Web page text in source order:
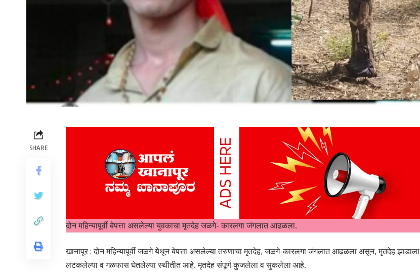
SHARE
दोन महिन्यापूर्वी बेपत्ता असलेल्या युवकाचा मृतदेह जळगे- कारलगा जंगलात आढळला.
खानापूर : दोन महिन्यापूर्वी जळगे येथून बेपत्ता असलेल्या तरुणाचा मृतदेह, जळगे-कारलगा जंगलात आढळला असून, मृतदेह झाडाला
लटकलेल्या व गळफास घेतलेल्या स्थीतीत आहे. मृतदेह संपूर्ण कुजलेला व सुकलेला आहे.